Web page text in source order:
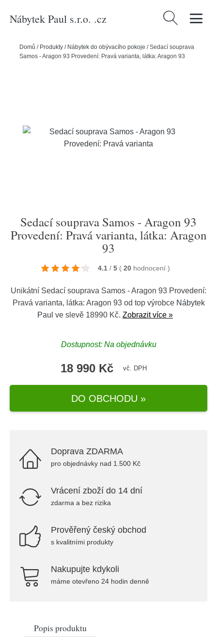
Nábytek Paul s.r.o. .cz Vyhledávání
Domů / Produkty / Nábytek do obývacího pokoje /Sedací souprava
Samos - Aragon 93 Provedení: Pravá varianta, látka: Aragon 93
Sedací souprava Samos - Aragon 93
Provedení: Pravá varianta, látka: Aragon
93
4.1 / 5 ( 20 hodnocení )
Unikátní Sedací souprava Samos - Aragon 93 Provedení:
Pravá varianta, látka: Aragon 93 od top výrobce Nábytek
Paul ve slevě 18990 Kč. Zobrazit více »
Dostupnost: Na objednávku
18 990 Kč vč. DPH
DO OBCHODU »
Doprava ZDARMA
pro objednávky nad 1.500 Kč
Vrácení zboží do 14 dní
zdarma a bez rizika
Prověřený český obchod
s kvalitními produkty
Nakupujte kdykoli
máme otevřeno 24 hodin denně
Popis produktu